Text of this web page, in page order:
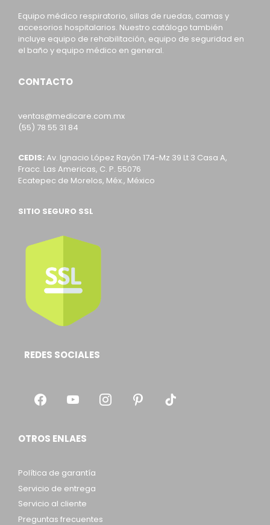
Equipo médico respiratorio, sillas de ruedas, camas y
accesorios hospitalarios. Nuestro catálogo también
incluye equipo de rehabilitación, equipo de seguridad en
el baño y equipo médico en general.
CONTACTO
ventas@medicare.com.mx
(55) 78 55 31 84
CEDIS: Av. Ignacio López Rayón 174-Mz 39 Lt 3 Casa A,
Fracc. Las Americas, C. P. 55076
Ecatepec de Morelos, Méx., México
SITIO SEGURO SSL
REDES SOCIALES
OTROS ENLAES
Política de garantía
Servicio de entrega
Servicio al cliente
Preguntas frecuentes